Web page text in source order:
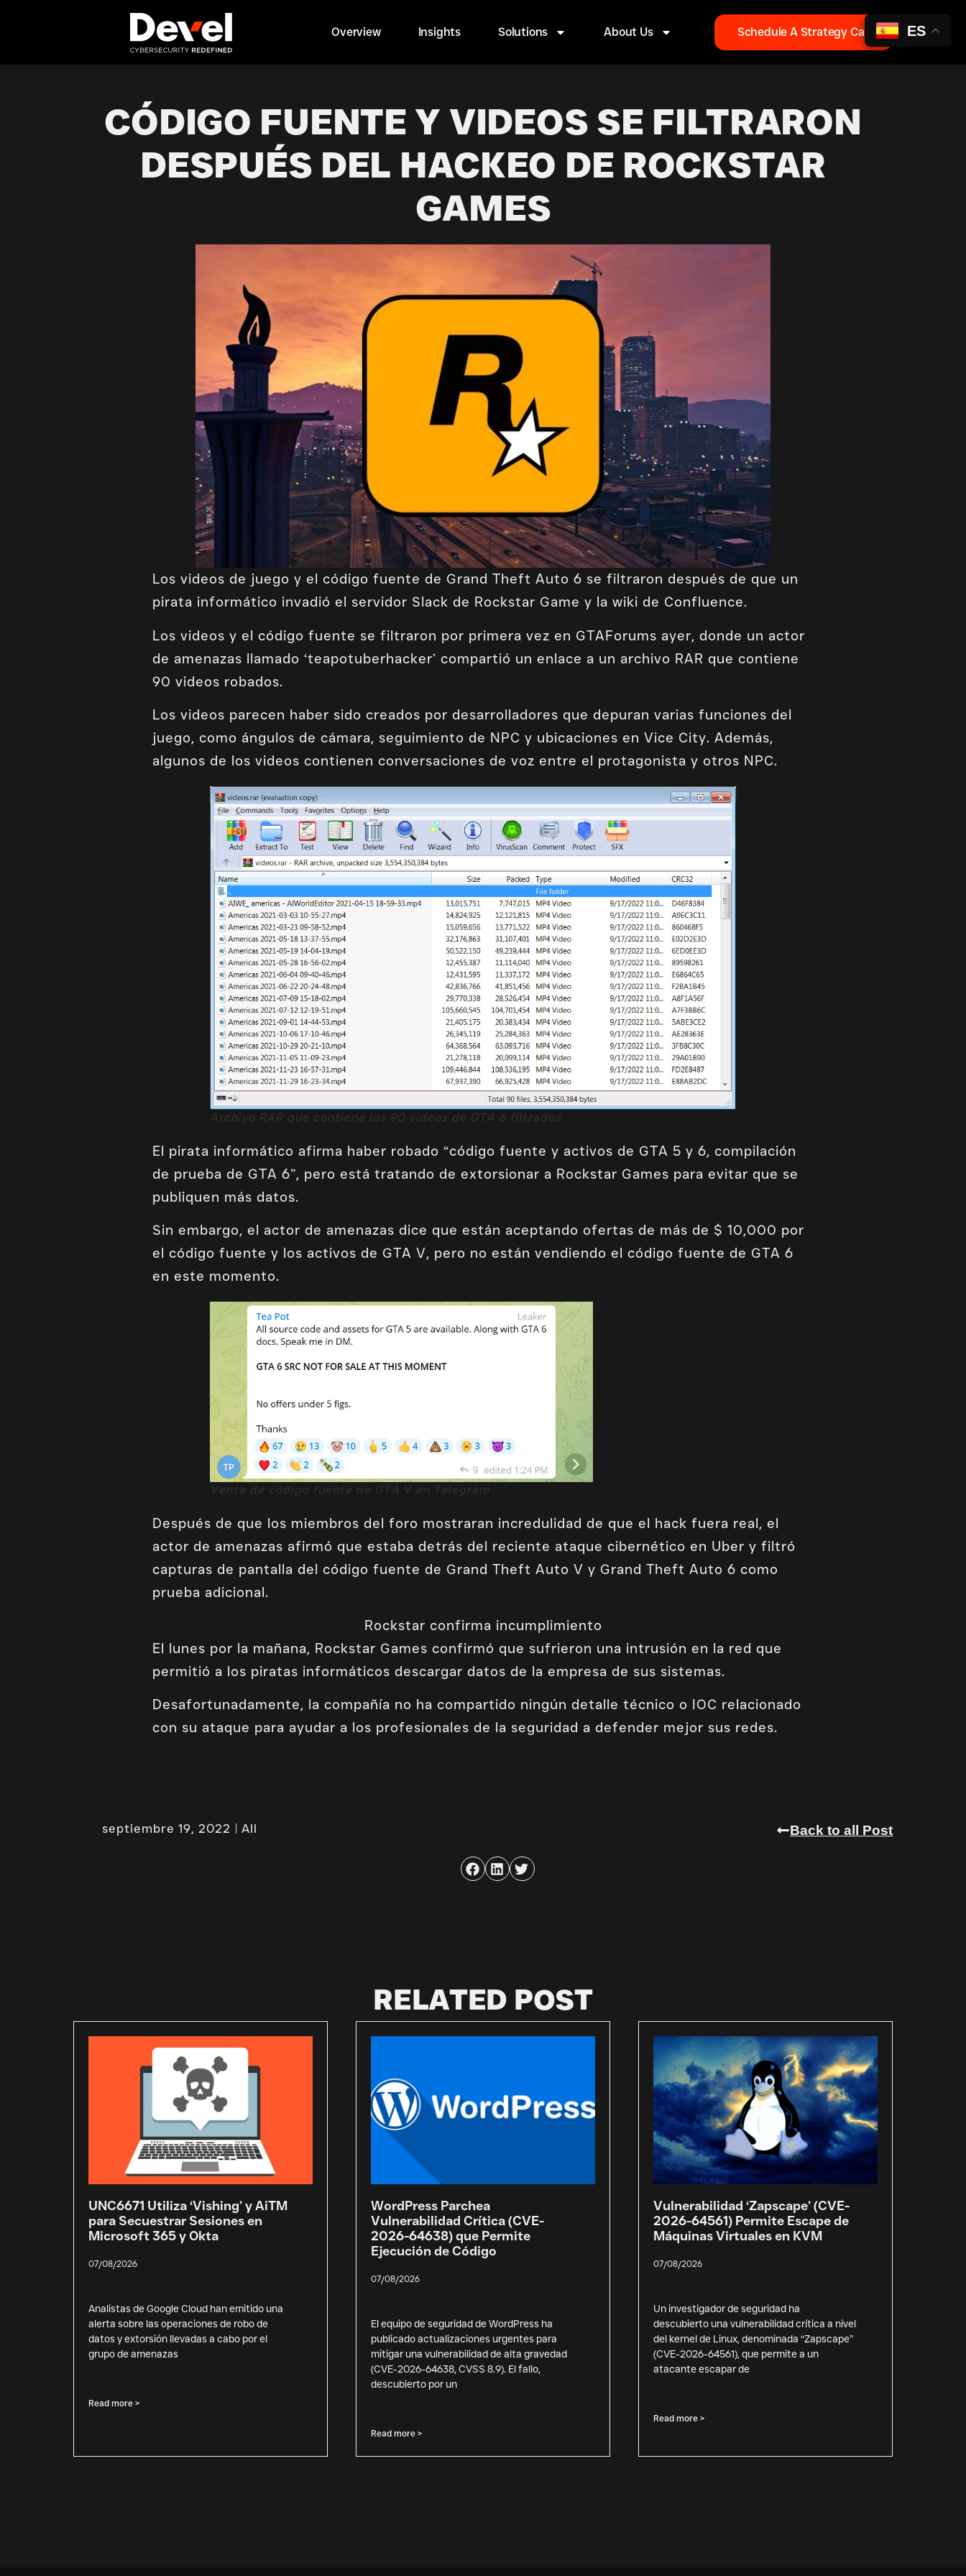
Overview Insights Solutions About Us Schedule A Strategy Call
CÓDIGO FUENTE Y VIDEOS SE FILTRARON
DESPUÉS DEL HACKEO DE ROCKSTAR
GAMES
Los videos de juego y el código fuente de Grand Theft Auto 6 se filtraron después de que un
pirata informático invadió el servidor Slack de Rockstar Game y la wiki de Confluence.
Los videos y el código fuente se filtraron por primera vez en GTAForums ayer, donde un actor
de amenazas llamado ‘teapotuberhacker’ compartió un enlace a un archivo RAR que contiene
90 videos robados.
Los videos parecen haber sido creados por desarrolladores que depuran varias funciones del
juego, como ángulos de cámara, seguimiento de NPC y ubicaciones en Vice City. Además,
algunos de los videos contienen conversaciones de voz entre el protagonista y otros NPC.
Archivo RAR que contiene los 90 videos de GTA 6 filtrados
El pirata informático afirma haber robado “código fuente y activos de GTA 5 y 6, compilación
de prueba de GTA 6”, pero está tratando de extorsionar a Rockstar Games para evitar que se
publiquen más datos.
Sin embargo, el actor de amenazas dice que están aceptando ofertas de más de $ 10,000 por
el código fuente y los activos de GTA V, pero no están vendiendo el código fuente de GTA 6
en este momento.
Venta de código fuente de GTA V en Telegram
Después de que los miembros del foro mostraran incredulidad de que el hack fuera real, el
actor de amenazas afirmó que estaba detrás del reciente ataque cibernético en Uber y filtró
capturas de pantalla del código fuente de Grand Theft Auto V y Grand Theft Auto 6 como
prueba adicional.
Rockstar confirma incumplimiento
El lunes por la mañana, Rockstar Games confirmó que sufrieron una intrusión en la red que
permitió a los piratas informáticos descargar datos de la empresa de sus sistemas.
Desafortunadamente, la compañía no ha compartido ningún detalle técnico o IOC relacionado
con su ataque para ayudar a los profesionales de la seguridad a defender mejor sus redes.
septiembre 19, 2022 All Back to all Post
RELATED POST
UNC6671 Utiliza ‘Vishing’ y AiTM
para Secuestrar Sesiones en
Microsoft 365 y Okta
07/08/2026
Analistas de Google Cloud han emitido una
alerta sobre las operaciones de robo de
datos y extorsión llevadas a cabo por el
grupo de amenazas
Read more >
WordPress Parchea
Vulnerabilidad Crítica (CVE-
2026-64638) que Permite
Ejecución de Código
07/08/2026
El equipo de seguridad de WordPress ha
publicado actualizaciones urgentes para
mitigar una vulnerabilidad de alta gravedad
(CVE-2026-64638, CVSS 8.9). El fallo,
descubierto por un
Read more >
Vulnerabilidad ‘Zapscape’ (CVE-
2026-64561) Permite Escape de
Máquinas Virtuales en KVM
07/08/2026
Un investigador de seguridad ha
descubierto una vulnerabilidad crítica a nivel
del kernel de Linux, denominada “Zapscape”
(CVE-2026-64561), que permite a un
atacante escapar de
Read more >
ES